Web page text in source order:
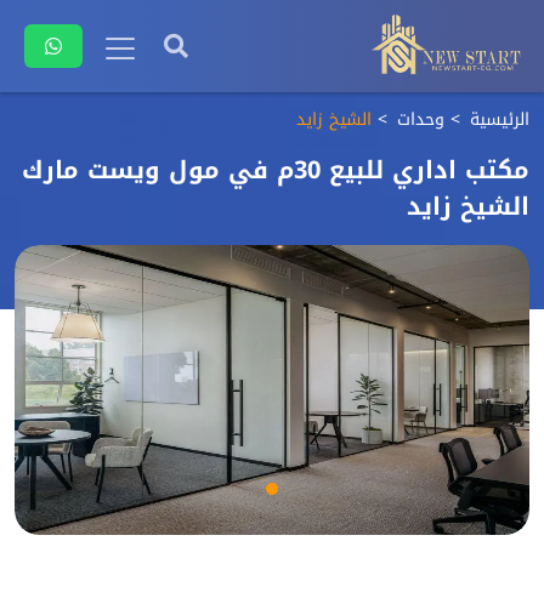
الرئيسية وحدات الشيخ زايد
مكتب اداري للبيع 30م في مول ويست مارك
الشيخ زايد